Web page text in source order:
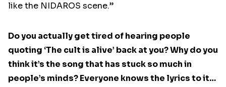
like the NIDAROS scene.”
Do you actually get tired of hearing people
quoting ‘The cult is alive’ back at you? Why do you
think it’s the song that has stuck so much in
people’s minds? Everyone knows the lyrics to it…